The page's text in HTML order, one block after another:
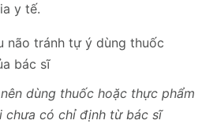
y tế.
dùng thuốc hoặc thực phẩm
chưa có chỉ định từ bác sĩ